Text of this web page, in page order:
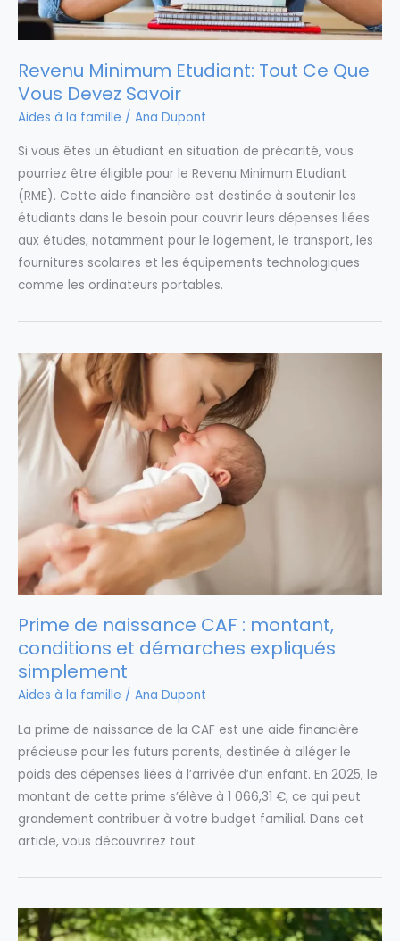
Revenu Minimum Etudiant: Tout Ce Que
Vous Devez Savoir
Aides à la famille / Ana Dupont
Si vous êtes un étudiant en situation de précarité, vous
pourriez être éligible pour le Revenu Minimum Etudiant
(RME). Cette aide financière est destinée à soutenir les
étudiants dans le besoin pour couvrir leurs dépenses liées
aux études, notamment pour le logement, le transport, les
fournitures scolaires et les équipements technologiques
comme les ordinateurs portables.
Prime de naissance CAF : montant,
conditions et démarches expliqués
simplement
Aides à la famille / Ana Dupont
La prime de naissance de la CAF est une aide financière
précieuse pour les futurs parents, destinée à alléger le
poids des dépenses liées à l’arrivée d’un enfant. En 2025, le
montant de cette prime s’élève à 1 066,31 €, ce qui peut
grandement contribuer à votre budget familial. Dans cet
article, vous découvrirez tout